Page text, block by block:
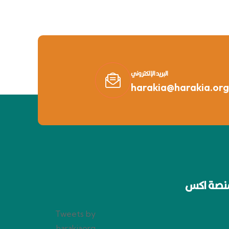
البريد الإلكتروني
اكس
Tweets by